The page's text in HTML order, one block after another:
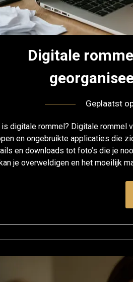
Digitale
Geplaatst
is digitale rommel? Digitale rommel
en ongebruikte applicaties die
en downloads tot foto’s die je
je overweldigen en het moeilijk